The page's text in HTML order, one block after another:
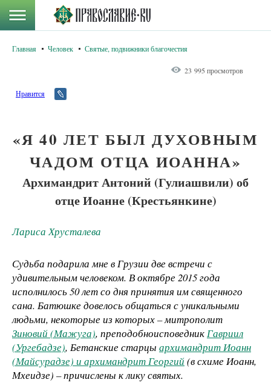
Главная Человек Святые, подвижники благочестия
23 995 просмотров
Нравится
«Я 40 ЛЕТ БЫЛ ДУХОВНЫМ
ЧАДОМ ОТЦА ИОАННА»
Архимандрит Антоний (Гулиашвили) об
отце Иоанне (Крестьянкине)
Лариса Хрусталева
Судьба подарила мне в Грузии две встречи с
удивительным человеком. В октябре 2015 года
исполнилось 50 лет со дня принятия им священного
сана. Батюшке довелось общаться с уникальными
людьми, некоторые из которых – митрополит
Зиновий (Мажуга), преподобноисповедникГавриил
(Ургебадзе), Бетанские старцы архимандрит Иоанн
(Майсурадзе) и архимандрит Георгий(в схиме Иоанн,
Мхеидзе) – причислены к лику святых.